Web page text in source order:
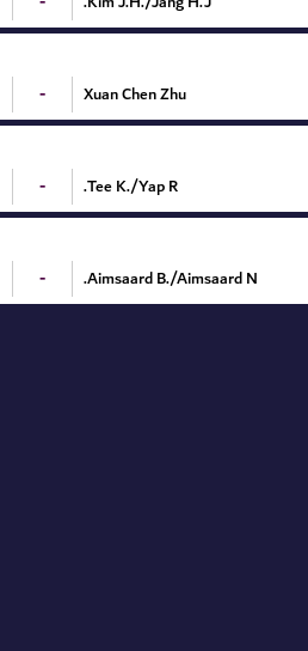
- Xuan Chen Zhu
- Tee K./Yap R.
- Aimsaard B./Aimsaard N.